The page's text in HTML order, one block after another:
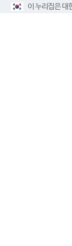
이 누리집은 대